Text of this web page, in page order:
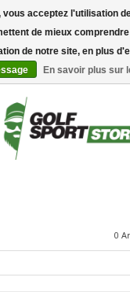
0
vous acceptez l'utilisation
de mieux
de notre site, en plus
En savoir plus sur